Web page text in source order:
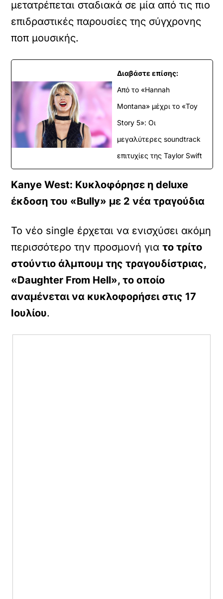
μετατρέπεται σταδιακά σε μία από τις πιο
επιδραστικές παρουσίες της σύγχρονης
ποπ μουσικής.
Διαβάστε επίσης:
Από το «Hannah
Montana» μέχρι το «Toy
Story 5»: Οι
μεγαλύτερες soundtrack
επιτυχίες της Taylor Swift
Kanye West: Κυκλοφόρησε η deluxe
έκδοση του «Bully» με 2 νέα τραγούδια
Το νέο single έρχεται να ενισχύσει ακόμη
περισσότερο την προσμονή γιατο τρίτο
στούντιο άλμπουμ της τραγουδίστριας,
«Daughter From Hell», το οποίο
αναμένεται να κυκλοφορήσει στις 17
Ιουλίου.